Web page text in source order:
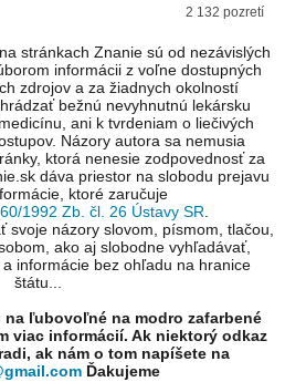
2 132 pozretí
stránkach Znanie sú od nezávislých
informácii z voľne dostupných
zdrojov a za žiadnych okolností
bežnú nevyhnutnú lekársku
ani k tvrdeniam o liečivých
Názory autora sa nemusia
ktorá nenesie zodpovednosť za
dáva priestor na slobodu prejavu
ktoré zaručuje
1992 Zb. čl. 26 Ústavy SR.
svoje názory slovom, písmom, tlačou,
ako aj slobodne vyhľadávať,
informácie bez ohľadu na hranice
štátu...
ľubovoľné na modro zafarbené
viac informácií. Ak niektorý odkaz
ak nám o tom napíšete na
Ďakujeme